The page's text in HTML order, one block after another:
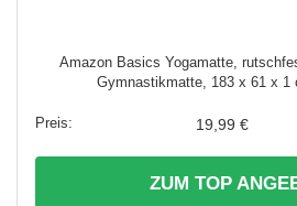
Amazon Basics Yogamatte,
Gymnastikmatte, 183 x 61 x 1
19,99 €
ZUM TOP